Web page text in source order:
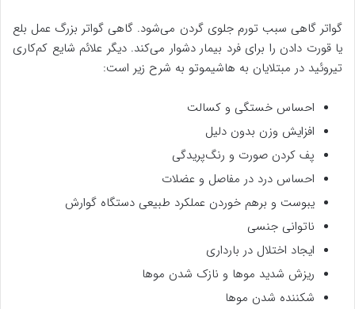
گواتر گاهی سبب تورم جلوی گردن می‌شود. گاهی گواتر بزرگ عمل بلع
یا قورت دادن را برای فرد بیمار دشوار می‌کند. دیگر علائم شایع کم‌کاری
تیروئید در مبتلایان به هاشیموتو به شرح زیر است:
احساس خستگی و کسالت
افزایش وزن بدون دلیل
پف کردن صورت و رنگ‌پریدگی
احساس درد در مفاصل و عضلات
یبوست و برهم خوردن عملکرد طبیعی دستگاه گوارش
ناتوانی جنسی
ایجاد اختلال در بارداری
ریزش شدید موها و نازک شدن موها
شکننده شدن موها